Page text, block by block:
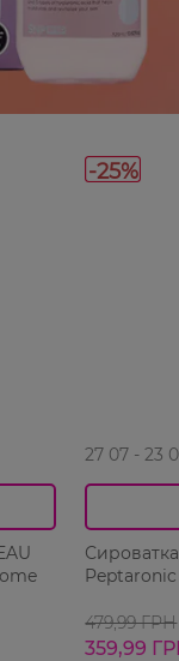
-25%
27 07 - 23
479,99 ГРН
359,99